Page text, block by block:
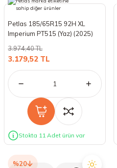
Petlas 185/65R15 92H XL
Imperium PT515 (Yaz) (2025)
3.179,52 TL
3.974,40 TL
Stokta 11 Adet ürün var
%20